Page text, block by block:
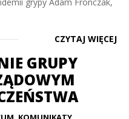
CZYTAJ WIĘCEJ
GRUPY